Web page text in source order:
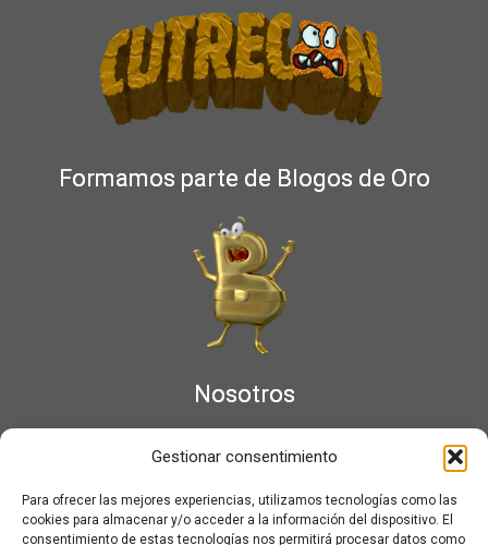
Gestionar consentimiento
Para ofrecer las mejores experiencias, utilizamos tecnologías como las
cookies para almacenar y/o acceder a la información del dispositivo. El
consentimiento de estas tecnologías nos permitirá procesar datos como
Formamos parte de Blogos de Oro
Nosotros
Aviso legal
Más información sobre las cookies
Noticias al correo